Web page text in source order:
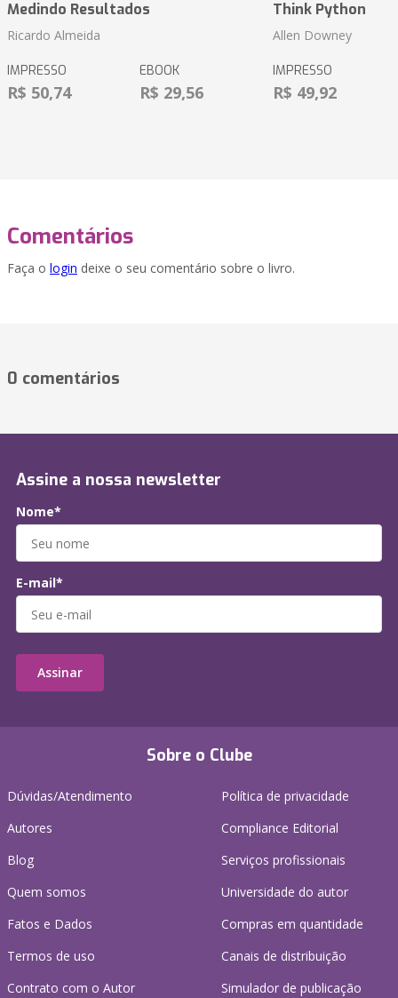
Medindo Resultados
Ricardo Almeida
IMPRESSO
R$ 50,74
EBOOK
R$ 29,56
Think Python
Allen Downey
IMPRESSO
R$ 49,92
Comentários
Faça o login deixe o seu comentário sobre o livro.
0 comentários
Sobre o Clube
Dúvidas/Atendimento
Autores
Blog
Quem somos
Fatos e Dados
Termos de uso
Contrato com o Autor
Política de privacidade
Compliance Editorial
Serviços profissionais
Universidade do autor
Compras em quantidade
Canais de distribuição
Simulador de publicação
Assine a nossa newsletter
Nome*
E-mail*
Assinar